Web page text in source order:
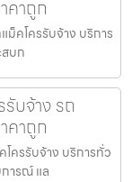
คาถูก
ม็คโครรับจ้าง บริการ
บก
บจ้าง รถ
คาถูก
โครรับจ้าง บริการทั่ว
ารณ์ แล